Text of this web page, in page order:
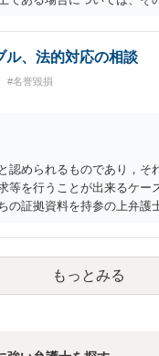
二 拒まれたにもかかわら
込み若しくは約束をして
ル、法的対応の相談
#名誉毀損
認められるものであり，そ
等を行うことが出来るケー
の証拠資料を持参の上弁護
もっとみる